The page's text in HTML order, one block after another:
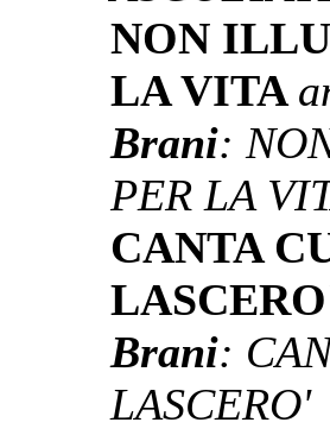
NON
LA VITA
Brani:
PER LA
CANTA
Brani:
LASCERO'